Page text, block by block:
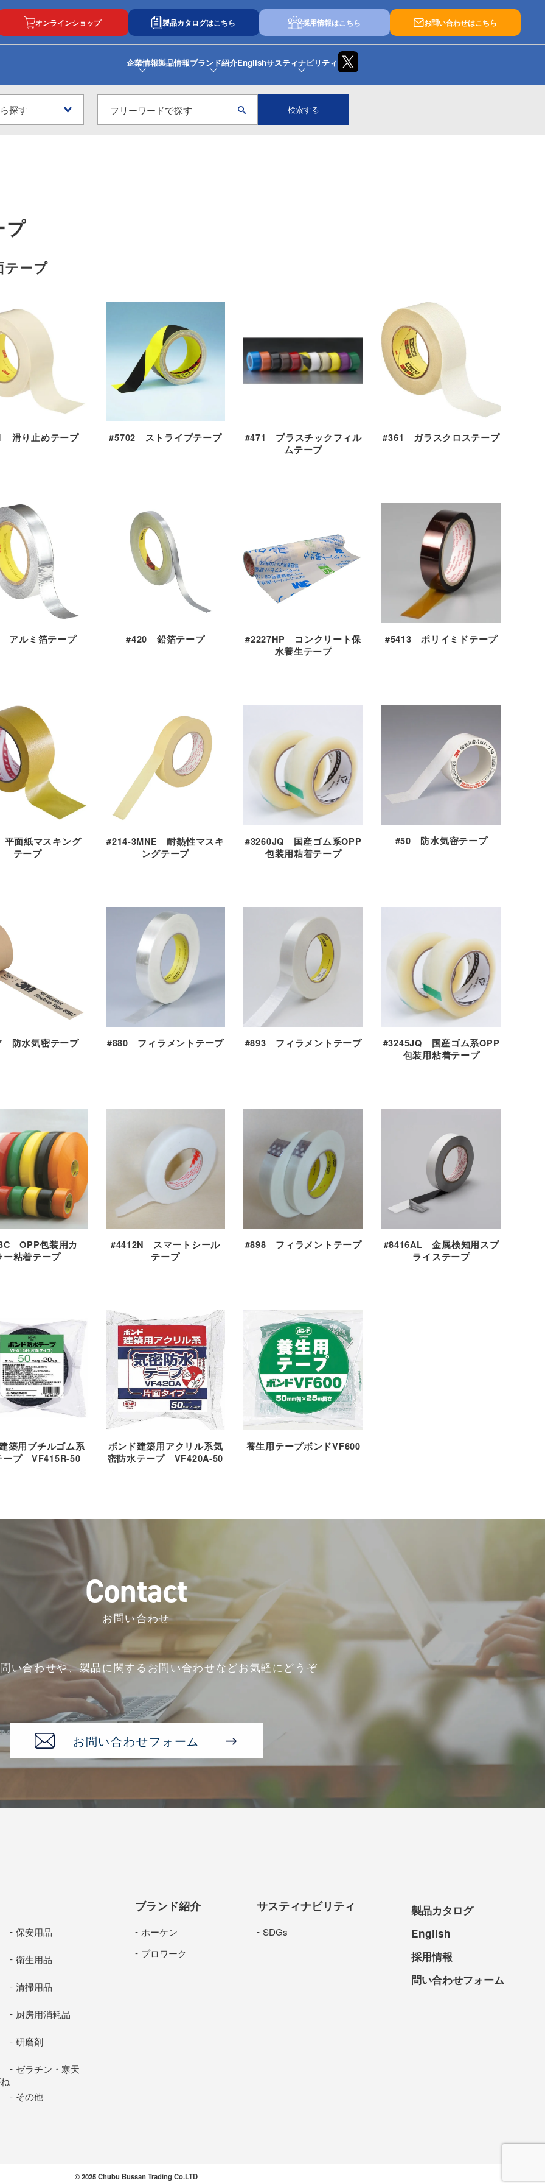
オンラインショップ 製品カタログはこちら 採用情報はこちら お問い合わせはこちら
企業情報製品情報ブランド紹介Englishサスティナビリティ
検索する
プ
テープ
滑り止めテープ #5702 ストライプテープ
#471 プラスチックフィル
ムテープ
#361 ガラスクロステープ
アルミ箔テープ #420 鉛箔テープ
#2227HP コンクリート保
水養生テープ
#5413 ポリイミドテープ
面紙マスキング
テープ
#214-3MNE 耐熱性マスキ
ングテープ
#3260JQ 国産ゴム系OPP
包装用粘着テープ
#50 防水気密テープ
防水気密テープ #880 フィラメントテープ #893 フィラメントテープ
#3245JQ 国産ゴム系OPP
包装用粘着テープ
OPP包装用カ
ー粘着テープ
#4412N スマートシール
テープ
#898 フィラメントテープ
#8416AL 金属検知用スプ
ライステープ
築用ブチルゴム系
ープ VF415R-50
ボンド建築用アクリル系気
密防水テープ VF420A-50
養生用テープボンドVF600
Contact
お問い合わせ
い合わせや、製品に関するお問い合わせなどお気軽にどうぞ
お問い合わせフォーム
保安用品
衛生用品
清掃用品
厨房用消耗品
研磨剤
ゼラチン・寒天
その他
ブランド紹介
ホーケン
プロワーク
サスティナビリティ
SDGs
製品カタログ
English
採用情報
問い合わせフォーム
© 2025 Chubu Bussan Trading Co.LTD